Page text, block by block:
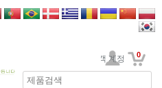
고객 계정 0